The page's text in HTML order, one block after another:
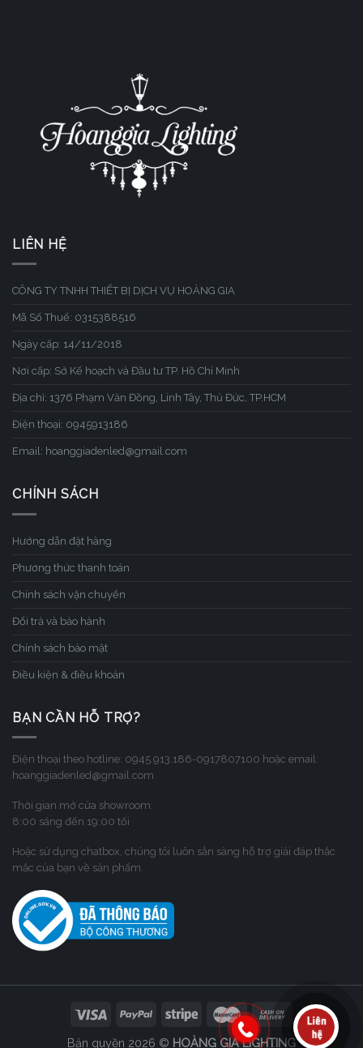
LIÊN HỆ
CÔNG TY TNHH THIẾT BỊ DỊCH VỤ HOÀNG GIA
Mã Số Thuế: 0315388516
Ngày cấp: 14/11/2018
Nơi cấp: Sở Kế hoạch và Đầu tư TP. Hồ Chí Minh
Địa chỉ: 1376 Phạm Văn Đồng, Linh Tây, Thủ Đức, TP.HCM
Điện thoại: 0945913186
Email: hoanggiadenled@gmail.com
CHÍNH SÁCH
Hướng dẫn đặt hàng
Phương thức thanh toán
Chính sách vận chuyển
Đổi trả và bảo hành
Chính sách bảo mật
Điều kiện & điều khoản
BẠN CẦN HỖ TRỢ?
Điện thoại theo hotline: 0945.913.186-0917807100 hoặc email:
hoanggiadenled@gmail.com
Thời gian mở cửa showroom:
8:00 sáng đến 19:00 tối
Hoặc sử dụng chatbox, chúng tôi luôn sẳn sàng hỗ trợ giải đáp thắc
mắc của bạn về sản phẩm.
Bản quyền 2026 © HOÀNG GIA LIGHTING